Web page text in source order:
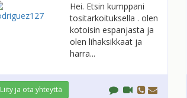
Hei. Etsin kumppani
tositarkoituksella . olen
kotoisin espanjasta ja
olen lihaksikkaat ja
harra...
Liity ja ota yhteyttä